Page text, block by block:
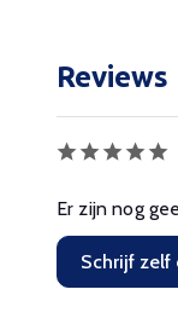
Reviews
Er zijn nog
Schrijf